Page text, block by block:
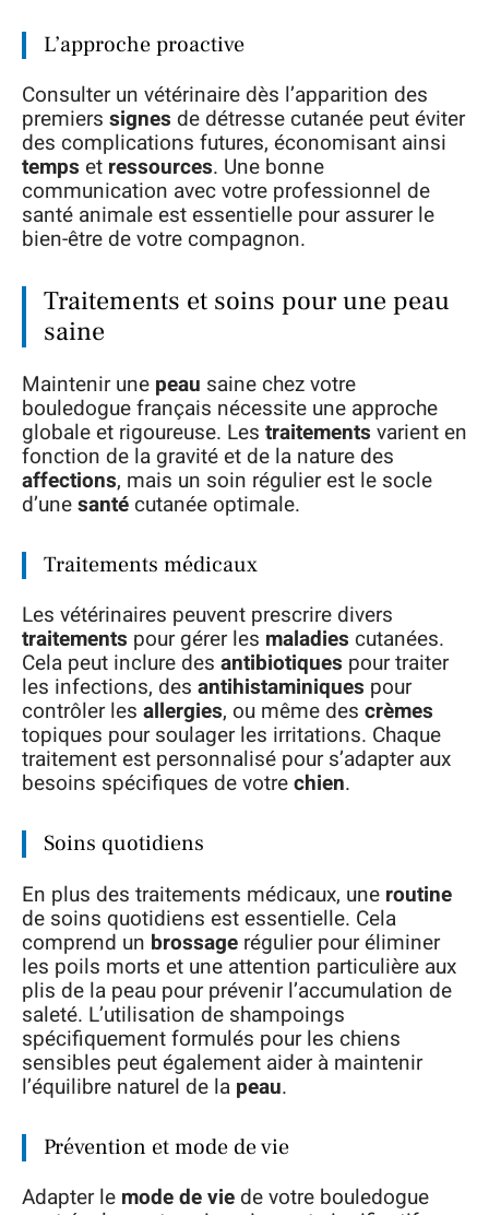
L’approche proactive
Consulter un vétérinaire dès l’apparition des
premiers signes de détresse cutanée peut éviter
des complications futures, économisant ainsi
temps et ressources. Une bonne
communication avec votre professionnel de
santé animale est essentielle pour assurer le
bien-être de votre compagnon.
Traitements et soins pour une peau
saine
Maintenir une peau saine chez votre
bouledogue français nécessite une approche
globale et rigoureuse. Les traitements varient en
fonction de la gravité et de la nature des
affections, mais un soin régulier est le socle
d’unesantécutanée optimale.
Traitements médicaux
Les vétérinaires peuvent prescrire divers
traitements pour gérer les maladies cutanées.
Cela peut inclure des antibiotiques pour traiter
les infections, des antihistaminiques pour
contrôler les allergies, ou même des crèmes
topiques pour soulager les irritations. Chaque
traitement est personnalisé pour s’adapter aux
besoins spécifiques de votrechien.
Soins quotidiens
En plus des traitements médicaux, une routine
de soins quotidiens est essentielle. Cela
comprend un brossage régulier pour éliminer
les poils morts et une attention particulière aux
plis de la peau pour prévenir l’accumulation de
saleté. L’utilisation de shampoings
spécifiquement formulés pour les chiens
sensibles peut également aider à maintenir
l’équilibre naturel de la peau.
Prévention et mode de vie
Adapter le mode de vie de votre bouledogue